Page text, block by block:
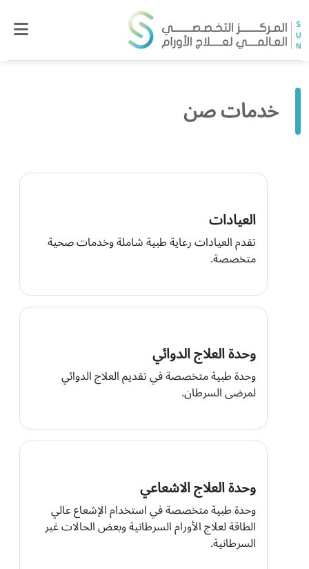
خدمات صن
العيادات
تقدم العيادات رعاية طبية شاملة وخدمات صحية
متخصصة.
وحدة العلاج الدوائي
وحدة طبية متخصصة في تقديم العلاج الدوائي
لمرضى السرطان.
وحدة العلاج الاشعاعي
وحدة طبية متخصصة في استخدام الإشعاع عالي
الطاقة لعلاج الأورام السرطانية وبعض الحالات غير
السرطانية.